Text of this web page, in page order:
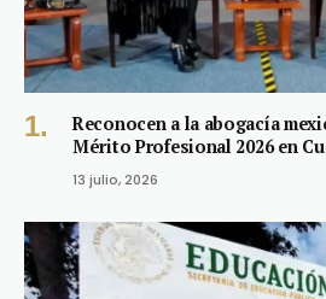
Reconocen a la abogacía
Mérito Profesional 2026 en
13 julio, 2026